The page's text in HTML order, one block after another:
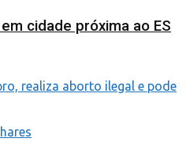
cidade próxima ao ES